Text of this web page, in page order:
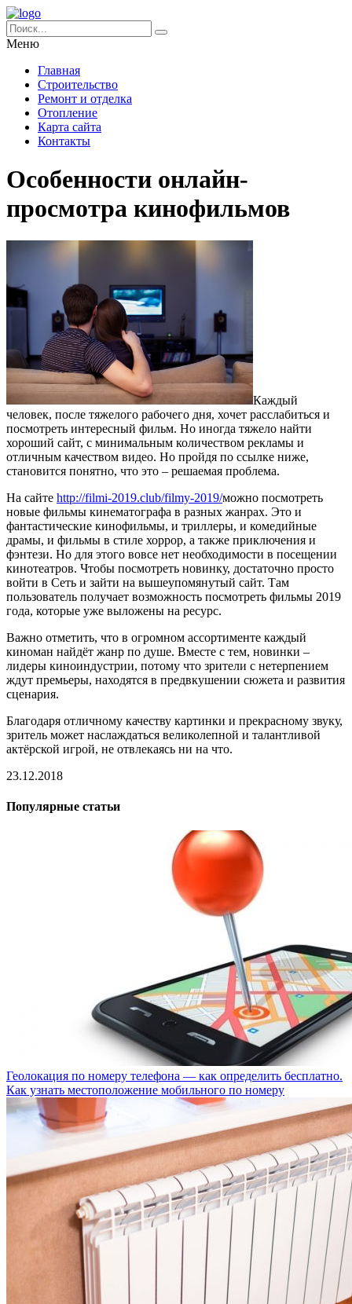
Меню
Главная
Строительство
Ремонт и отделка
Отопление
Карта сайта
Контакты
Особенности онлайн-
просмотра кинофильмов
Каждый
человек, после тяжелого рабочего дня, хочет расслабиться и
посмотреть интересный фильм. Но иногда тяжело найти
хороший сайт, с минимальным количеством рекламы и
отличным качеством видео. Но пройдя по ссылке ниже,
становится понятно, что это – решаемая проблема.
На сайте http://filmi-2019.club/filmy-2019/можно посмотреть
новые фильмы кинематографа в разных жанрах. Это и
фантастические кинофильмы, и триллеры, и комедийные
драмы, и фильмы в стиле хоррор, а также приключения и
фэнтези. Но для этого вовсе нет необходимости в посещении
кинотеатров. Чтобы посмотреть новинку, достаточно просто
войти в Сеть и зайти на вышеупомянутый сайт. Там
пользователь получает возможность посмотреть фильмы 2019
года, которые уже выложены на ресурс.
Важно отметить, что в огромном ассортименте каждый
киноман найдёт жанр по душе. Вместе с тем, новинки –
лидеры киноиндустрии, потому что зрители с нетерпением
ждут премьеры, находятся в предвкушении сюжета и развития
сценария.
Благодаря отличному качеству картинки и прекрасному звуку,
зритель может наслаждаться великолепной и талантливой
актёрской игрой, не отвлекаясь ни на что.
23.12.2018
Популярные статьи
Геолокация по номеру телефона — как определить бесплатно.
Как узнать местоположение мобильного по номеру